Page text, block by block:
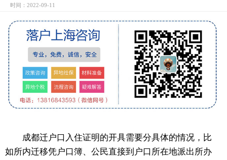
时间：2022-09-11
成都迁户口入住证明的开具需要分具体的情况，比
如所内迁移凭户口簿、公民直接到户口所在地派出所办